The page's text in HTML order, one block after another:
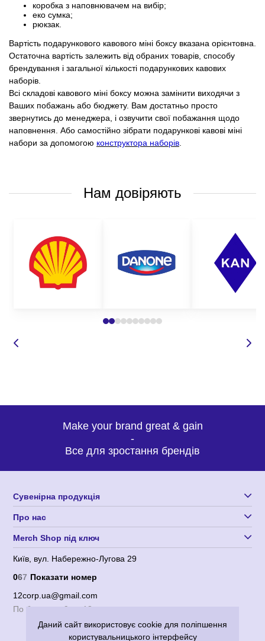
коробка з наповнювачем на вибір;
еко сумка;
рюкзак.
Вартість подарункового кавового міні боксу вказана орієнтовна.
Остаточна вартість залежить від обраних товарів, способу
брендування і загальної кількості подарункових кавових
наборів.
Всі складові кавового міні боксу можна замінити виходячи з
Ваших побажань або бюджету. Вам достатньо просто
звернутись до менеджера, і озвучити свої побажання щодо
наповнення. Або самостійно зібрати подарункові кавові міні
набори за допомогою конструктора наборів
Нам довіряють
Make your brand great & gain
-
Все для зростання брендів
Сувенірна продукція
Про нас
Merch Shop під ключ
Київ, вул. Набережно-Лугова 29
067 Показати номер
12corp.ua@gmail.com
По будням с 9 до 18
Даний сайт використовує cookie для поліпшення
користувальницького інтерфейсу